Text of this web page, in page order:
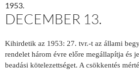
1953.
DECEMBER 13.
Kihirdetik az 1953: 27. tvr.-t az állami
rendelet három évre előre megállapítja és
beadási kötelezettséget. A csökkentés